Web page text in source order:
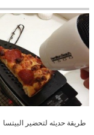
طريقة حديثه لتحضير البيتسا